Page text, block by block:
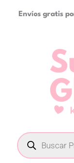
Envíos gratis
de
productos